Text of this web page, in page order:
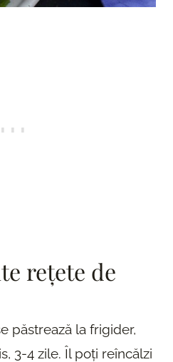
rețete de
păstrează la frigider,
3-4 zile. Îl poți reîncălzi